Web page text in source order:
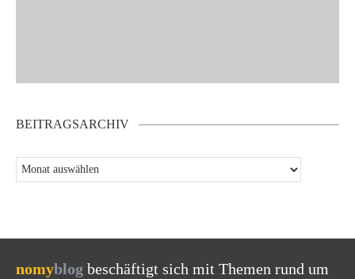
BEITRAGSARCHIV
nomyblog beschäftigt sich mit Themen rund um